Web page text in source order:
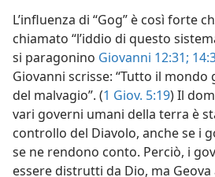
L’influenza di “Gog” è così forte
chiamato “l’iddio di questo
si paragonino Giovanni 12:31;
Giovanni scrisse: “Tutto il mondo
del malvagio”. (1 Giov. 5:19) Il
vari governi umani della terra è
controllo del Diavolo, anche se i
se ne rendono conto. Perciò, i
essere distrutti da Dio, ma